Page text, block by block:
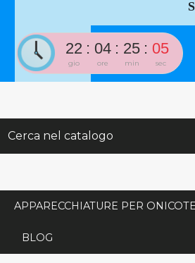
22
gio
04
ore
25
min
04
sec
APPARECCHIATURE PER
BLOG